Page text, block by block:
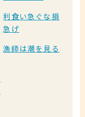
利食い急ぐな損
急げ
漁師は潮を見る